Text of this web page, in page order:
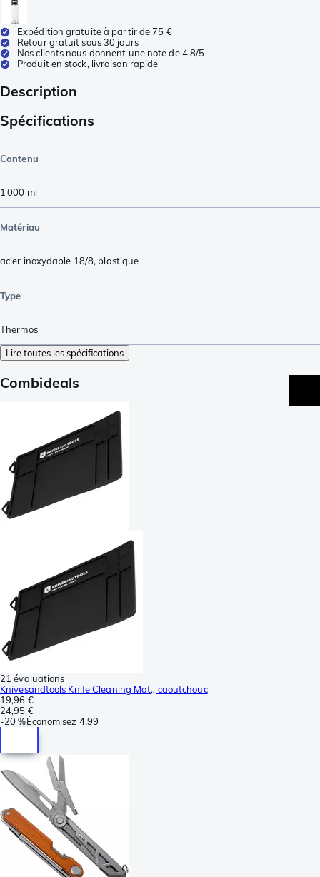
Expédition gratuite à partir de 75 €
Retour gratuit sous 30 jours
Nos clients nous donnent une note de 4,8/5
Produit en stock, livraison rapide
Description
Spécifications
Contenu
1 000 ml
Matériau
acier inoxydable 18/8, plastique
Type
Thermos
Lire toutes les spécifications
Combideals
21 évaluations
Knivesandtools Knife Cleaning Mat,, caoutchouc
19,96 €
24,95 €
-20 %Économisez 4,99